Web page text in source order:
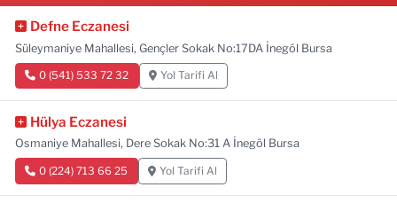
Defne Eczanesi
Süleymaniye Mahallesi, Gençler Sokak No:17DA İnegöl Bursa
0 (541) 533 72 32 Yol Tarifi Al
Hülya Eczanesi
Osmaniye Mahallesi, Dere Sokak No:31 A İnegöl Bursa
0 (224) 713 66 25 Yol Tarifi Al